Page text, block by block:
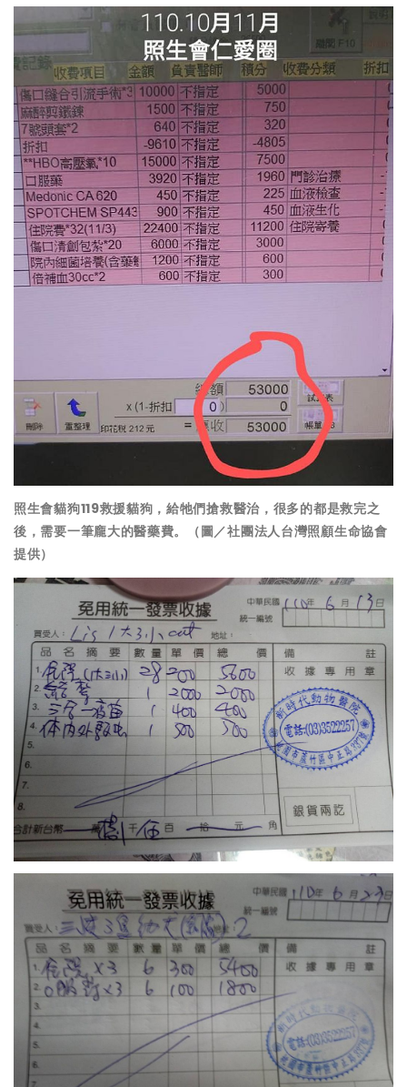
照生會貓狗119救援貓狗，給牠們搶救醫治，很多的都是救完之
後，需要一筆龐大的醫藥費。（圖／社團法人台灣照顧生命協會
提供）